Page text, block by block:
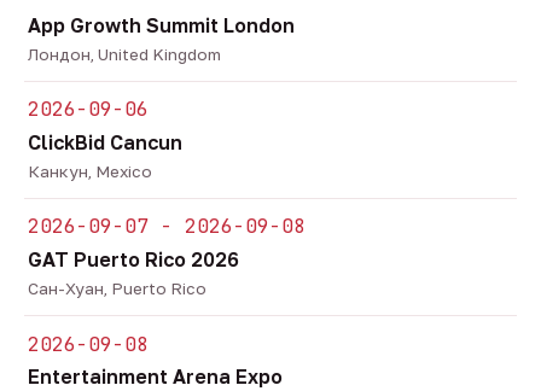
App Growth Summit London
Лондон, United Kingdom
2026-09-06
ClickBid Cancun
Канкун, Mexico
2026-09-07 - 2026-09-08
GAT Puerto Rico 2026
Сан-Хуан, Puerto Rico
2026-09-08
Entertainment Arena Expo